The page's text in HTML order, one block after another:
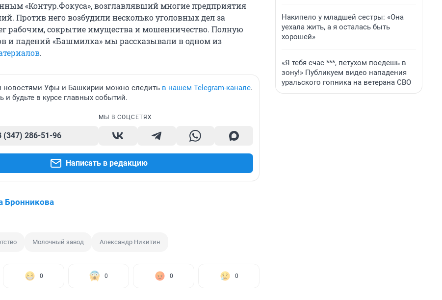
«Контур.Фокуса», возглавлявший многие предприятия
Против него возбудили несколько уголовных дел за
рабочим, сокрытие имущества и мошенничество. Полную
и падений «Башмилка» мы рассказывали в одном из
.
новостями Уфы и Башкирии можно следить в нашем Telegram-канале.
и будьте в курсе главных событий.
(347) 286-51-96
МЫ В СОЦСЕТЯХ
Написать в редакцию
Бронникова
Молочный завод Александр Никитин
0 0 0 0
Накипело у младшей сестры: «Она
уехала жить, а я осталась быть
хорошей»
«Я тебя счас ***, петухом поедешь в
зону!» Публикуем видео нападения
уральского гопника на ветерана СВО